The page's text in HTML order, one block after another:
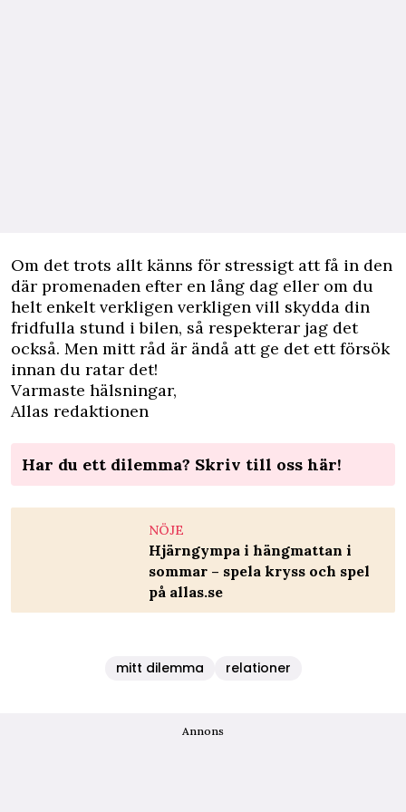
Om det trots allt känns för stressigt att få in den
där promenaden efter en lång dag eller om du
helt enkelt verkligen verkligen vill skydda din
fridfulla stund i bilen, så respekterar jag det
också. Men mitt råd är ändå att ge det ett försök
innan du ratar det!
Varmaste hälsningar,
Allas redaktionen
Har du ett dilemma? Skriv till oss här!
NÖJE
Hjärngympa i hängmattan i
sommar – spela kryss och spel
på allas.se
mitt dilemma relationer
Annons